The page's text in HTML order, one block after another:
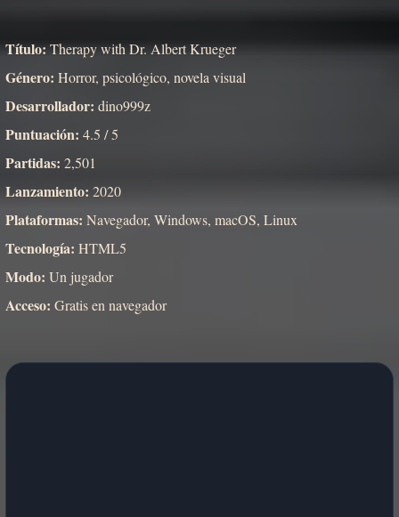
Título:Therapy with Dr. Albert Krueger
Género: Horror, psicológico, novela visual
Desarrollador: dino999z
Puntuación: 4.5 / 5
Partidas: 2,501
Lanzamiento: 2020
Plataformas: Navegador, Windows, macOS, Linux
Tecnología: HTML5
Modo: Un jugador
Acceso: Gratis en navegador